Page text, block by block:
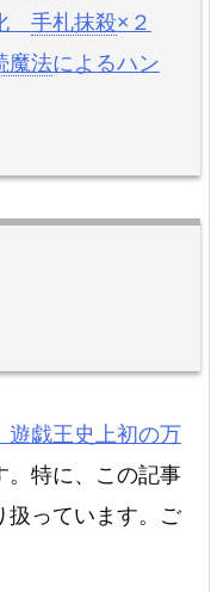
手札抹殺×２
魔法によるハン
遊戯王史上初の万
。特に、この記事
扱っています。ご